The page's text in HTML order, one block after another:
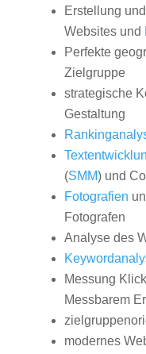
Erstellung
Websites und
Perfekte
Zielgruppe
strategische
Gestaltung
(SMM) und
Fotografien
Fotografen
Analyse des
Messung
Messbarem
modernes